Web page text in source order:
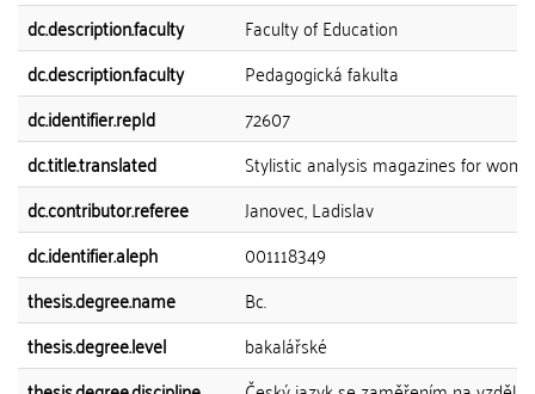
dc.description.faculty
Faculty of Education
dc.description.faculty
Pedagogická fakulta
dc.identifier.repId
72607
dc.title.translated
Stylistic analysis magazines for
dc.contributor.referee
Janovec, Ladislav
dc.identifier.aleph
001118349
thesis.degree.name
Bc.
thesis.degree.level
bakalářské